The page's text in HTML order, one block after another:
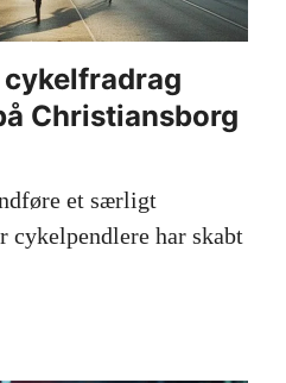
Christiansborg
et særligt
cykelpendlere har skabt